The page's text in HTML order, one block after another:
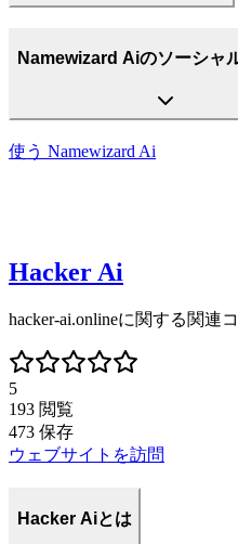
Namewizard Aiのソーシャ
使う Namewizard Ai
Hacker Ai
hacker-ai.onlineに関する関連
5
193 閲覧
473 保存
ウェブサイトを訪問
Hacker Aiとは